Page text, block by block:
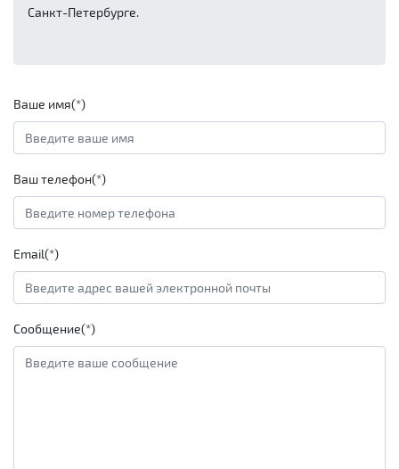
Санкт-Петербурге.
Ваше имя(*)
Ваш телефон(*)
Email(*)
Сообщение(*)